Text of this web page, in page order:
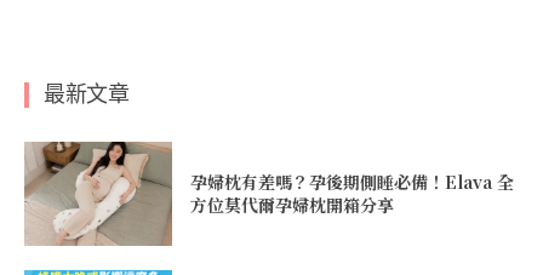
最新文章
孕婦枕有差嗎？孕後期側睡必備！Elava 全
方位莫代爾孕婦枕開箱分享